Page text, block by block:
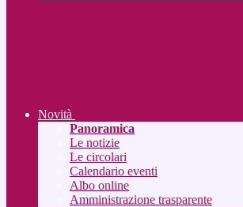
Novità
Panoramica
Le notizie
Le circolari
Calendario eventi
Albo online
Amministrazione trasparente